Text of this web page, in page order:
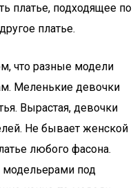
платье, подходящее по
платье.
что разные модели
Меленькие девочки
Вырастая, девочки
Не бывает женской
любого фасона.
под